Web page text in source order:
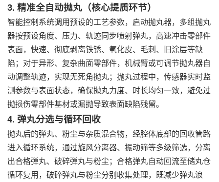
3. 精准全自动抛丸（核心提质环节）
智能控制系统调用预设的工艺参数，启动抛丸器，多组抛丸
器按预设角度、压力、轨迹同步喷射弹丸，高速冲击零部件
表面，快速、彻底剥离铁锈、氧化皮、毛刺、旧涂层等缺
陷；对于异形、复杂曲面零部件，机械臂或可调节抛丸器自
动调整轨迹，实现无死角抛丸；抛丸过程中，传感器实时监
测参数与表面状态，确保抛丸力度、时长均匀一致，避免过
抛损伤零部件基材或漏抛导致表面缺陷残留。
4. 弹丸分选与循环回收
抛丸后的弹丸、粉尘与杂质混合物，经腔体底部的回收管路
进入循环系统，通过旋风分离器、振动筛等多级筛选，分离
出合格弹丸、破碎弹丸与粉尘；合格弹丸自动回流至储丸仓
循环复用，破碎弹丸与粉尘分别收集处理，既减少弹丸浪